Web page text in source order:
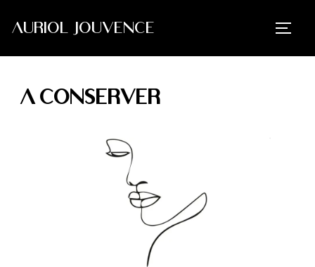
AURIOL JOUVENCE
A CONSERVER